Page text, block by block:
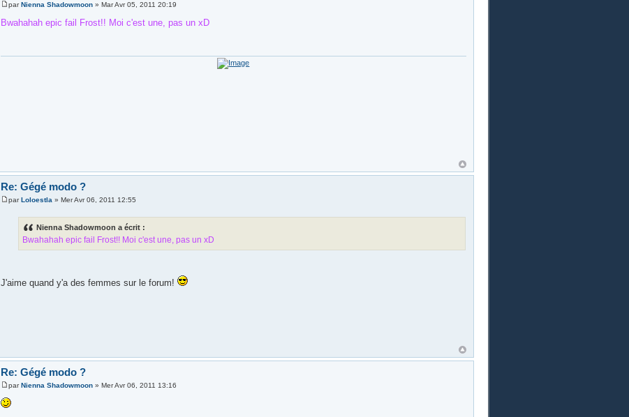
par Nienna Shadowmoon» Mar Avr 05, 2011 20:19
Bwahahah epic fail Frost!! Moi c'est une, pas un xD
Re: Gégé modo ?
par Loloestla» Mer Avr 06, 2011 12:55
Nienna Shadowmoon a écrit :
Bwahahah epic fail Frost!! Moi c'est une, pas un xD
J'aime quand y'a des femmes sur le forum!
Re: Gégé modo ?
par Nienna Shadowmoon» Mer Avr 06, 2011 13:16